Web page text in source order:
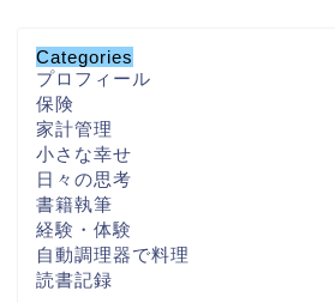
Categories
プロフィール
保険
家計管理
小さな幸せ
日々の思考
書籍執筆
経験・体験
自動調理器で料理
読書記録